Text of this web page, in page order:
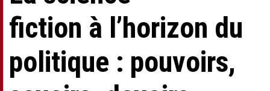
fiction à l’horizon du
politique : pouvoirs,